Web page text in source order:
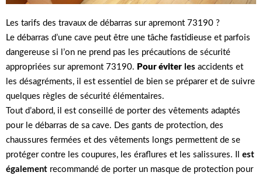
Les tarifs des travaux de débarras sur apremont 73190 ?
Le débarras d’une cave peut être une tâche fastidieuse et parfois
dangereuse si l’on ne prend pas les précautions de sécurité
appropriées sur apremont 73190. Pour éviter les accidents et
les désagréments, il est essentiel de bien se préparer et de suivre
quelques règles de sécurité élémentaires.
Tout d’abord, il est conseillé de porter des vêtements adaptés
pour le débarras de sa cave. Des gants de protection, des
chaussures fermées et des vêtements longs permettent de se
protéger contre les coupures, les éraflures et les salissures. Il est
également recommandé de porter un masque de protection pour